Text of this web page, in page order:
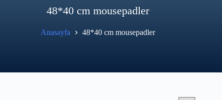
48*40 cm mousepadler
Anasayfa 48*40 cm mousepadler